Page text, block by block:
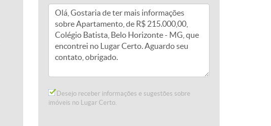
Desejo receber informações e sugestões sobre
imóveis no Lugar Certo.